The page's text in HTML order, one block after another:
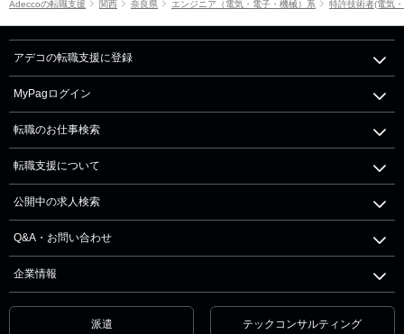
Adeccoの転職支援 関西 奈良県 エンジニア（電気・電子・機械）系 特許技術者(電気
アデコの転職支援に登録
MyPagログイン
転職のお仕事検索
転職支援について
公開中の求人検索
Q&A・お問い合わせ
企業情報
派遣 テックコンサルティング